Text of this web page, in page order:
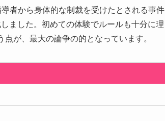
者から身体的な制裁を受けたとされる事件
ました。初めての体験でルールも十分に理
が、最大の論争の的となっています。